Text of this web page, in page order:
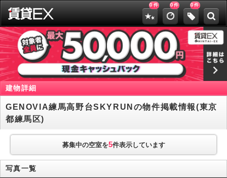
0 件 0件 0件
建物詳細
GENOVIA練馬高野台SKYRUNの物件掲載情報(東京
都練馬区)
募集中の空室を5件表示しています
写真一覧